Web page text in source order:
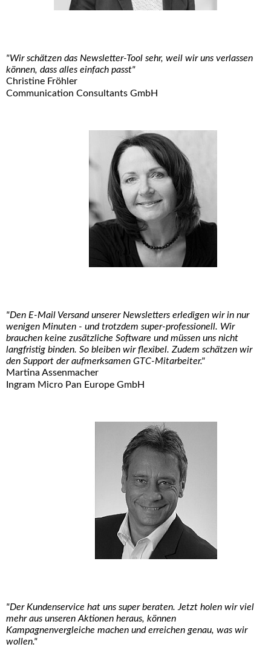
"Wir schätzen das Newsletter-Tool sehr, weil wir uns verlassen
können, dass alles einfach passt"
Christine Fröhler
Communication Consultants GmbH
"Den E-Mail Versand unserer Newsletters erledigen wir in nur
wenigen Minuten - und trotzdem super-professionell. Wir
brauchen keine zusätzliche Software und müssen uns nicht
langfristig binden. So bleiben wir flexibel. Zudem schätzen wir
den Support der aufmerksamen GTC-Mitarbeiter."
Martina Assenmacher
Ingram Micro Pan Europe GmbH
"Der Kundenservice hat uns super beraten. Jetzt holen wir viel
mehr aus unseren Aktionen heraus, können
Kampagnenvergleiche machen und erreichen genau, was wir
wollen."